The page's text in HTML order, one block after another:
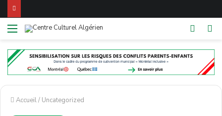
Menu
Switch
Accueil/ Uncategorized